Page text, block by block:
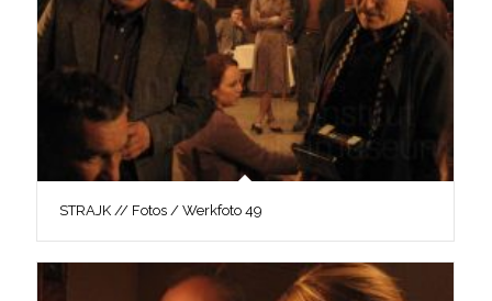
STRAJK // Fotos / Werkfoto 49